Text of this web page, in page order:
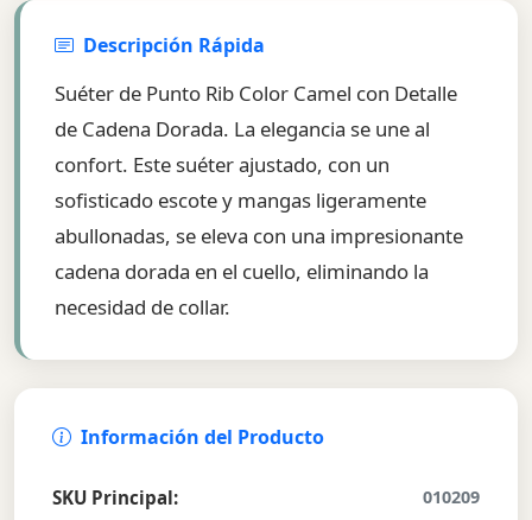
Descripción Rápida
Suéter de Punto Rib Color Camel con Detalle
de Cadena Dorada. La elegancia se une al
confort. Este suéter ajustado, con un
sofisticado escote y mangas ligeramente
abullonadas, se eleva con una impresionante
cadena dorada en el cuello, eliminando la
necesidad de collar.
Información del Producto
SKU Principal: 010209